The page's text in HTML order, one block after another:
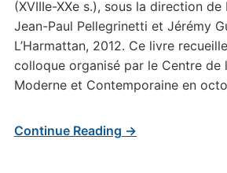
(XVIIIe-XXe s.), sous la direction de
Jean-Paul Pellegrinetti et Jérémy
L’Harmattan, 2012. Ce livre
colloque organisé par le Centre de
Moderne et Contemporaine en
Continue Reading →